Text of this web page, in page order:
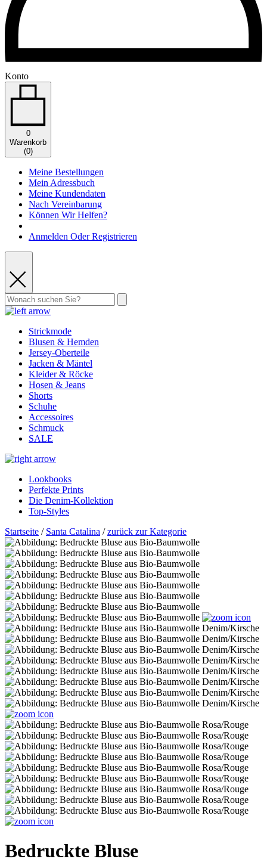
Konto
0
Warenkorb
(0)
Meine Bestellungen
Mein Adressbuch
Meine Kundendaten
Nach Vereinbarung
Können Wir Helfen?
Anmelden Oder Registrieren
Strickmode
Blusen & Hemden
Jersey-Oberteile
Jacken & Mäntel
Kleider & Röcke
Hosen & Jeans
Shorts
Schuhe
Accessoires
Schmuck
SALE
Lookbooks
Perfekte Prints
Die Denim-Kollektion
Top-Styles
Startseite / Santa Catalina /zurück zur Kategorie
Bedruckte Bluse